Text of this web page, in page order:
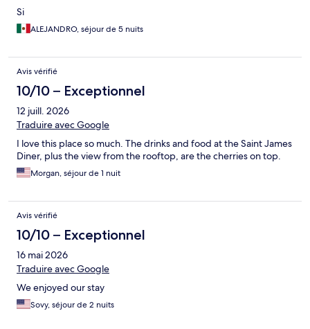
Si
ALEJANDRO, séjour de 5 nuits
Avis vérifié
10/10 – Exceptionnel
12 juill. 2026
Traduire avec Google
I love this place so much. The drinks and food at the Saint James
Diner, plus the view from the rooftop, are the cherries on top.
Morgan, séjour de 1 nuit
Avis vérifié
10/10 – Exceptionnel
16 mai 2026
Traduire avec Google
We enjoyed our stay
Sovy, séjour de 2 nuits